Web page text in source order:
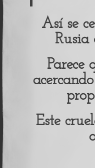
Así se
Rusia
Parece
Este